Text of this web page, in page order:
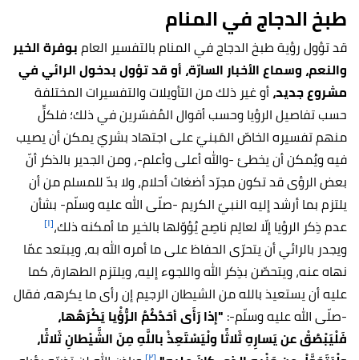
طبخ الدجاج في المنام
قد تؤول رؤية طبخ الدجاج في المنام بالتفسير العامبوفرة الخير
والنعم، وسماع الأخبار السارّة،أو قد تؤول بدخول الرائي في
مشروع جديد،أوغير ذلك من التأويلات والتفسيرات المختلفة
حسب تفاصيل الرؤيا وحسب أقوال المُفسّرين في ذلك؛ فلكلٍّ
منهم تفسيره الخاصّ المَبنيّ على اجتهاد بشريّ يمكن أن يصيب
فيه ويُمكن أن يخطئ -والله أعلى وأعلم-، ومن الجدير بالذكر أنّ
بعض الرؤى قد تكون مجرّد أضغاث أحلام، ولا بدّ للمسلم من أن
يلتزم بما أرشد إليه النبيّ الكريم -صلّى الله عليه وسلّم- بشأن
عدم ذِكر الرؤيا إلّا لعالِم ناصِح يُؤوّلها بالخير ما أمكنه ذلك،[١]
ويجدر بالرائي أن يتحرّى الحفاظ على ما أمره الله به، ويبتعد عمّا
نهاه عنه، ويتحصّن بذِكر الله واللجوء إليه، ويلتزم الطهارة، كما
عليه أن يستعيذ بالله من الشيطان الرجيم إن رأى ما يكرهه، فقال
-صلّى الله عليه وسلّم-: "إذا رَأَى أحَدُكُمُ الرُّؤْيا يَكْرَهُها،
فَلْيَبْصُقْ عن يَسارِهِ ثَلاثًا ولْيَسْتَعِذْ باللَّهِ مِنَ الشَّيْطانِ ثَلاثًا،